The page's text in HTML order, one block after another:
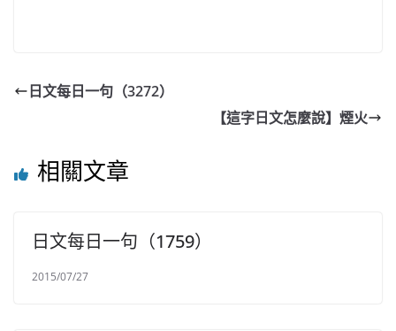
日文每日一句（3272）
【這字日文怎麼說】煙火
相關文章
日文每日一句（1759）
2015/07/27